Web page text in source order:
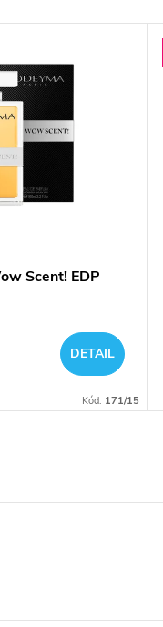
Scent! EDP
DETAIL
Kód: 171/15